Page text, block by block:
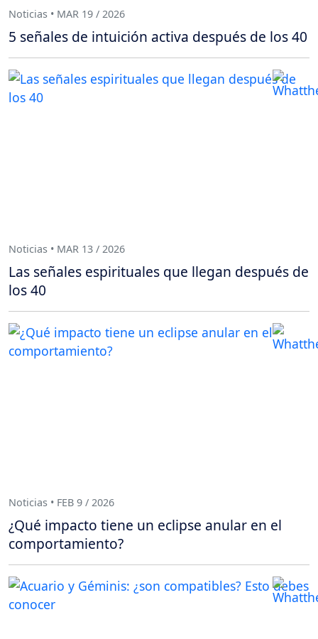
Noticias • MAR 19 / 2026
5 señales de intuición activa después de los 40
Noticias • MAR 13 / 2026
Las señales espirituales que llegan después de
los 40
Noticias • FEB 9 / 2026
¿Qué impacto tiene un eclipse anular en el
comportamiento?